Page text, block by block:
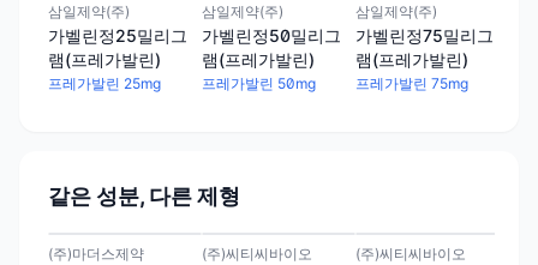
삼일제약(주)
가벨린정25밀리그
램(프레가발린)
프레가발린 25mg
삼일제약(주)
가벨린정50밀리그
램(프레가발린)
프레가발린 50mg
삼일제약(주)
가벨린정75밀리그
램(프레가발린)
프레가발린 75mg
같은 성분, 다른 제형
(주)마더스제약 (주)씨티씨바이오 (주)씨티씨바이오